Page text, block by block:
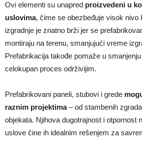
Ovi elementi su unapred proizvedeni u
uslovima, čime se obezbeđuje visok nivo
izgradnje je znatno brži jer se
montiraju na terenu, smanjujući vreme
Prefabrikacija takođe pomaže u
celokupan proces održivijim.
Prefabrikovani paneli, stubovi i grede
raznim projektima– od stambenih
objekata. Njihova dugotrajnost i otpornost
uslove čine ih idealnim rešenjem za